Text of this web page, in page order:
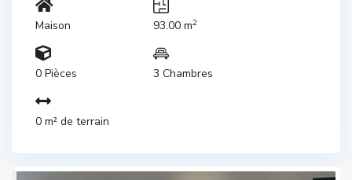
Maison 93.00 m2
0 Pièces 3 Chambres
0 m² de terrain